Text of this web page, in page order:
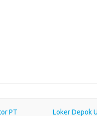
PT Loker Depok